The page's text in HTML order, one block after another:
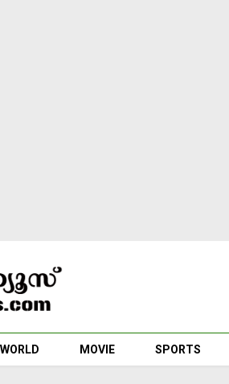
WORLD MOVIE SPORTS